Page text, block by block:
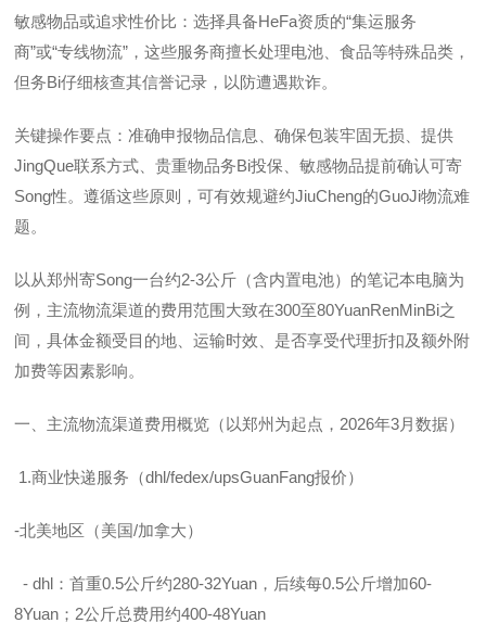
敏感物品或追求性价比：选择具备HeFa资质的“集运服务
商”或“专线物流”，这些服务商擅长处理电池、食品等特殊品类，
但务Bi仔细核查其信誉记录，以防遭遇欺诈。
关键操作要点：准确申报物品信息、确保包装牢固无损、提供
JingQue联系方式、贵重物品务Bi投保、敏感物品提前确认可寄
Song性。遵循这些原则，可有效规避约JiuCheng的GuoJi物流难
题。
以从郑州寄Song一台约2-3公斤（含内置电池）的笔记本电脑为
例，主流物流渠道的费用范围大致在300至80YuanRenMinBi之
间，具体金额受目的地、运输时效、是否享受代理折扣及额外附
加费等因素影响。
一、主流物流渠道费用概览（以郑州为起点，2026年3月数据）
1.商业快递服务（dhl/fedex/upsGuanFang报价）
-北美地区（美国/加拿大）
- dhl：首重0.5公斤约280-32Yuan，后续每0.5公斤增加60-
8Yuan；2公斤总费用约400-48Yuan